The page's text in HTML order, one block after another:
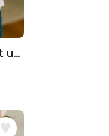
Personalisierte Vase mit Text und Kranz